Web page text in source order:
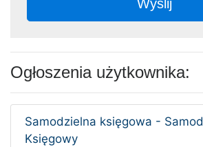
Wyślij
Ogłoszenia użytkownika:
Samodzielna księgowa -
Księgowy